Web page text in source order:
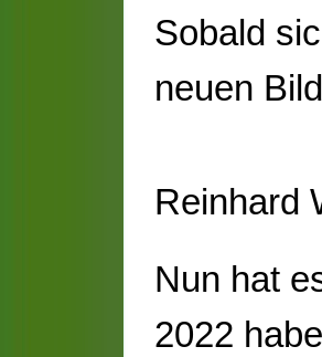
Sobald
neuen
Reinhard
Nun hat
2022